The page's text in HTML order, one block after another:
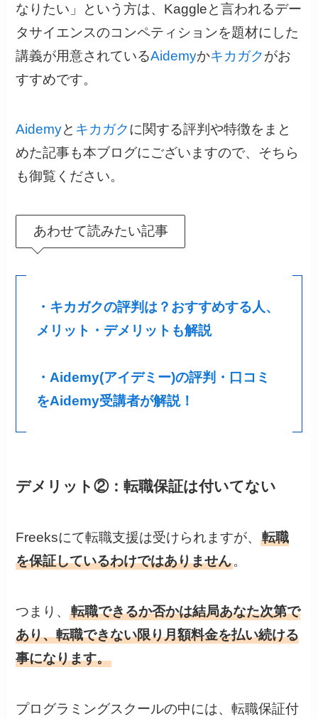
なりたい」という方は、Kaggleと言われるデー
タサイエンスのコンペティションを題材にした
講義が用意されているAidemyかキカガクがお
すすめです。
Aidemyと キカガクに関する評判や特徴をまと
めた記事も本ブログにございますので、そちら
も御覧ください。
あわせて読みたい記事
・キカガクの評判は？おすすめする人、
メリット・デメリットも解説
・Aidemy(アイデミー)の評判・口コミ
をAidemy受講者が解説！
デメリット②：転職保証は付いてない
Freeksにて転職支援は受けられますが、転職
を保証しているわけではありません。
つまり、転職できるか否かは結局あなた次第で
あり、転職できない限り月額料金を払い続ける
事になります。
プログラミングスクールの中には、転職保証付